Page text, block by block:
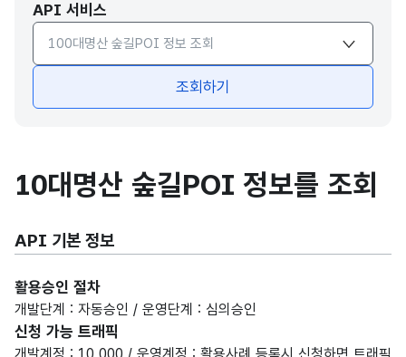
API 서비스
API서비스 종류 선택
조회하기
10대명산 숲길POI 정보를 조회
API 기본 정보
활용승인 절차
개발단계 : 자동승인 / 운영단계 : 심의승인
신청 가능 트래픽